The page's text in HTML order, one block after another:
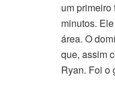
um
minutos.
área. O
que, assim
Ryan. Foi o